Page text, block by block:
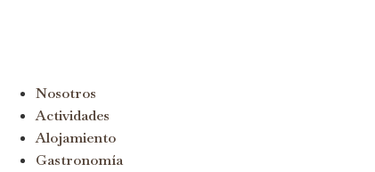
Nosotros
Actividades
Alojamiento
Gastronomía